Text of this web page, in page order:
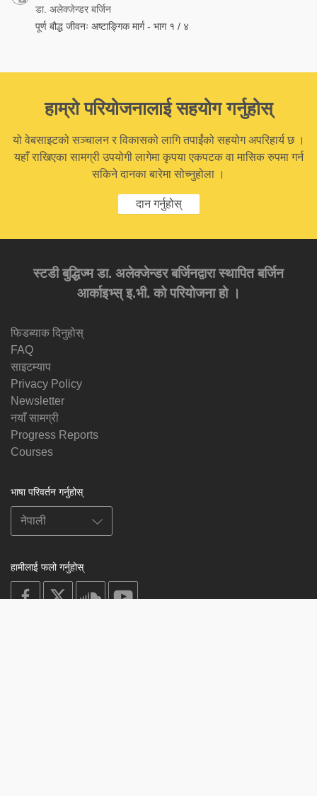
डा. अलेक्जेन्डर बर्जिन
पूर्ण बौद्ध जीवनः अष्टाङ्गिक मार्ग - भाग १ / ४
हाम्रो परियोजनालाई सहयोग गर्नुहोस्
यो वेबसाइटको सञ्चालन र विकासको लागि तपाईंको सहयोग अपरिहार्य छ ।
यहाँ राखिएका सामग्री उपयोगी लागेमा कृपया एकपटक वा मासिक रुपमा गर्न
सकिने दानका बारेमा सोच्नुहोला ।
दान गर्नुहोस्
स्टडी बुद्धिज्म डा. अलेक्जेन्डर बर्जिनद्वारा स्थापित बर्जिन
आर्काइभ्स् इ.भी. को परियोजना हो ।
फिडब्याक दिनुहोस्
FAQ
साइटम्याप
Privacy Policy
Newsletter
नयाँ सामग्री
Progress Reports
Courses
भाषा परिवर्तन गर्नुहोस्
हामीलाई फलो गर्नुहोस्
on
facebook
X
soundcloudyoutube